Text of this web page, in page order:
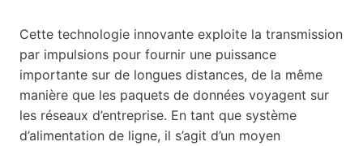
Cette technologie innovante exploite la transmission
par impulsions pour fournir une puissance
importante sur de longues distances, de la même
manière que les paquets de données voyagent sur
les réseaux d’entreprise. En tant que système
d’alimentation de ligne, il s’agit d’un moyen